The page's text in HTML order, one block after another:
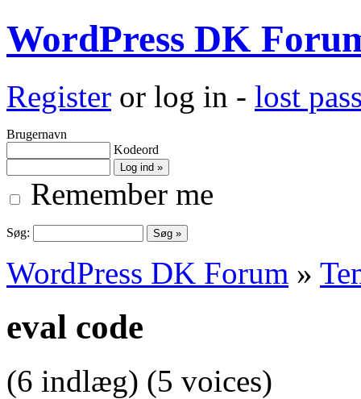
WordPress DK
Register or log in - lost
Brugernavn
Kodeord
Remember me
Søg:
WordPress DK Forum »
eval code
(6 indlæg) (5 voices)